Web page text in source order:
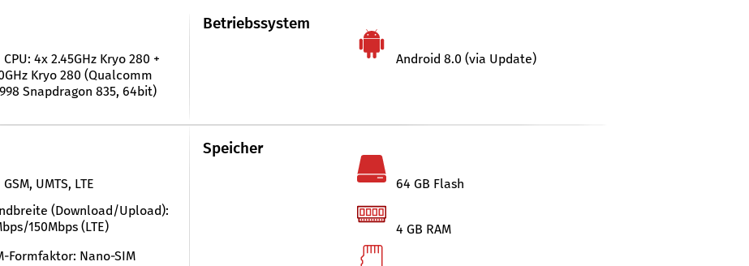
CPU: 4x 2.45GHz Kryo 280 +
Kryo 280 (Qualcomm
Snapdragon 835, 64bit)
Betriebssystem
Android 8.0 (via Update)
GSM, UMTS, LTE
(Download/Upload):
150Mbps (LTE)
Formfaktor: Nano-SIM
Speicher
64 GB Flash
4 GB RAM